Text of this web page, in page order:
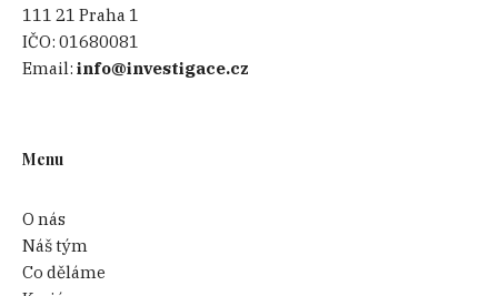
111 21 Praha 1
IČO:01680081
Email:info@investigace.cz
Menu
O nás
Náš tým
Co děláme